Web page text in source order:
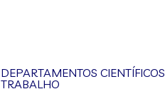
DEPARTAMENTOS CIENTÍFICOS
TRABALHO